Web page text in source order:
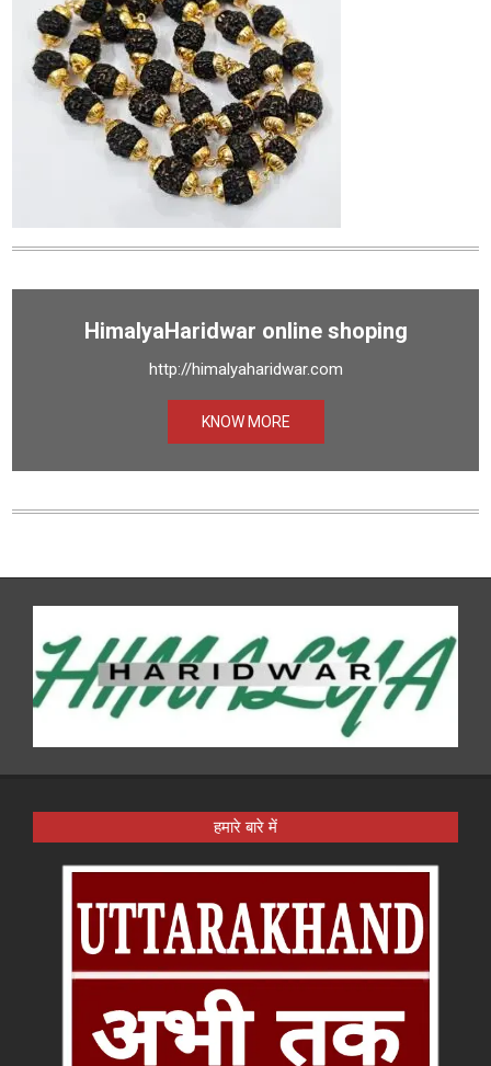
HimalyaHaridwar online shoping
http://himalyaharidwar.com
KNOW MORE
हमारे बारे में